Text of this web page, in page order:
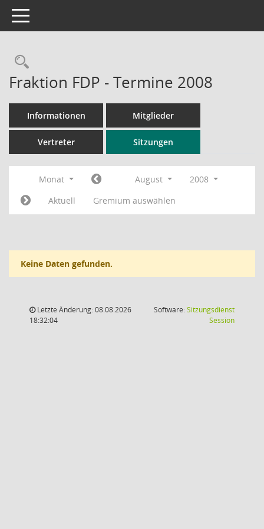
Toggle navigation
Rechercheauswahl
Fraktion FDP - Termine 2008
Informationen Mitglieder
Vertreter Sitzungen
Monat August
2008
Aktuell
Gremium auswählen
Keine Daten gefunden.
Letzte Änderung: 08.08.2026
18:32:04
Software:Sitzungsdienst
Session(Wird in